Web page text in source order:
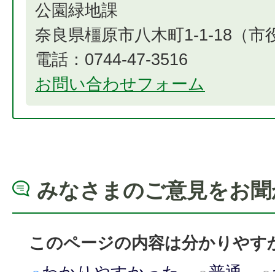
公園緑地課
奈良県橿原市八木町1-1-18（市
電話：0744-47-3516
お問い合わせフォーム
みなさまのご意見をお
このページの内容は分かりやす